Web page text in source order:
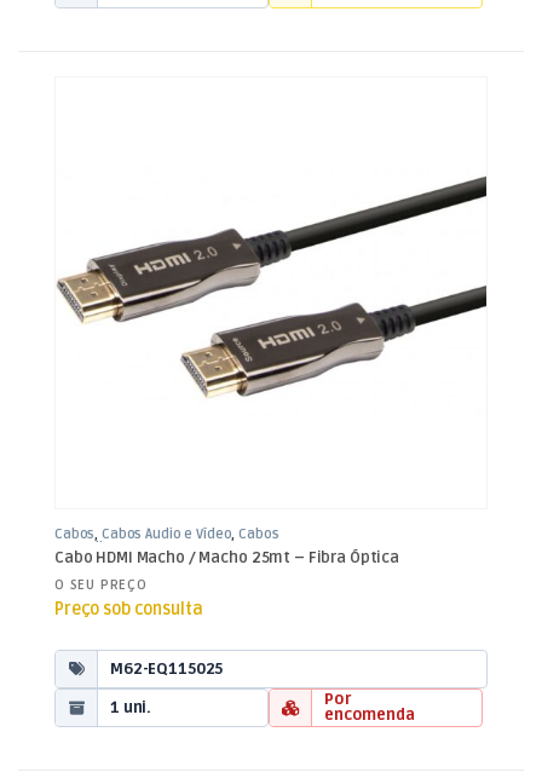
Cabos,Cabos Áudio e Vídeo,Cabos
HDMI Fibra
Cabo HDMI Macho / Macho 25mt – Fibra Óptica
O SEU PREÇO
Preço sob consulta
M62-EQ115025
1 uni.
Por
encomenda